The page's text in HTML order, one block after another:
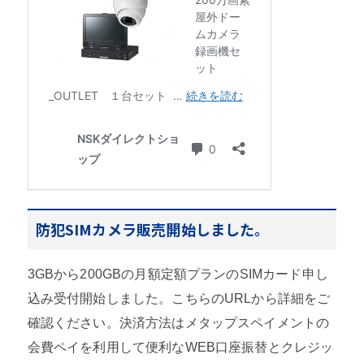
防犯SIMカメラ販売開始しました。
3GBから200GBの月額定額プランのSIMカード申し
込み受付開始しました。こちらのURLから詳細をご
確認ください。決済方法はメタップスペイメントの
会費ペイを利用して便利なWEB口座振替とクレジッ